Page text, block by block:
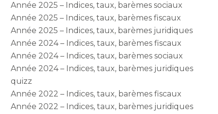
Année 2025 – Indices, taux, barèmes sociaux
Année 2025 – Indices, taux, barèmes fiscaux
Année 2025 – Indices, taux, barèmes juridiques
Année 2024 – Indices, taux, barèmes fiscaux
Année 2024 – Indices, taux, barèmes sociaux
Année 2024 – Indices, taux, barèmes juridiques
quizz
Année 2022 – Indices, taux, barèmes fiscaux
Année 2022 – Indices, taux, barèmes juridiques